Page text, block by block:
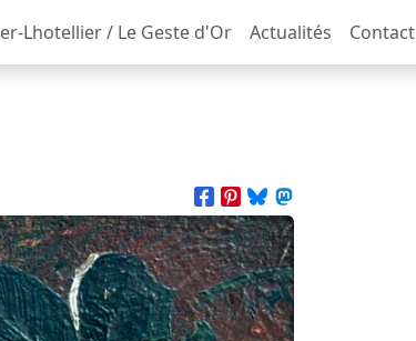
Lhotellier / Le Geste d'Or Actualités Contact